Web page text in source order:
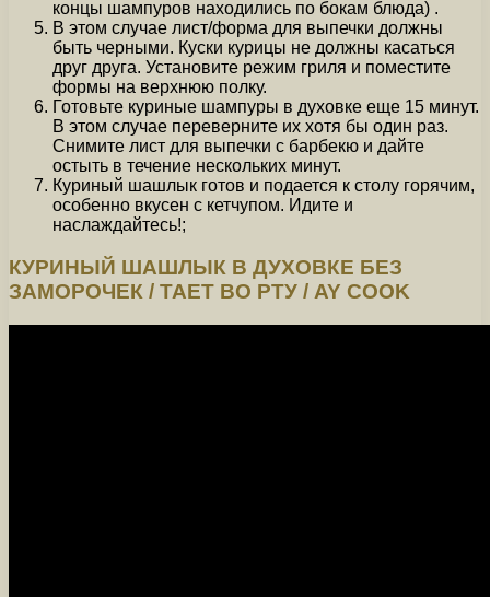
концы шампуров находились по бокам блюда) .
В этом случае лист/форма для выпечки должны
быть черными. Куски курицы не должны касаться
друг друга. Установите режим гриля и поместите
формы на верхнюю полку.
Готовьте куриные шампуры в духовке еще 15 минут.
В этом случае переверните их хотя бы один раз.
Снимите лист для выпечки с барбекю и дайте
остыть в течение нескольких минут.
Куриный шашлык готов и подается к столу горячим,
особенно вкусен с кетчупом. Идите и
наслаждайтесь!;
КУРИНЫЙ ШАШЛЫК В ДУХОВКЕ БЕЗ
ЗАМОРОЧЕК / ТАЕТ ВО РТУ / AY COOK